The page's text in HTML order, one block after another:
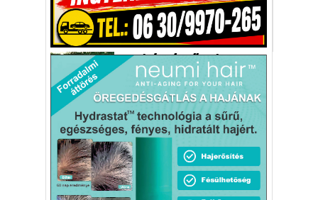
Olaszország Róma narancsháború karnevál
Kaktusz
Vakációs őrület
A nyaralás extrém
helyzeteket teremt, nagyon
sokan kalandot, kihívást
keresnek.
Vélemény rovat cikkei
Újságlapozó